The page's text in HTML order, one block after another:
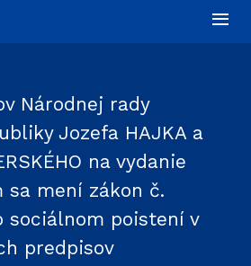
Národnej rady
Jozefa HAJKA a
na vydanie
sa mení zákon č.
sociálnom poistení v
predpisov